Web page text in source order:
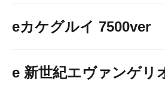
eカケグルイ 7500ver
e 新世紀エヴァンゲリ